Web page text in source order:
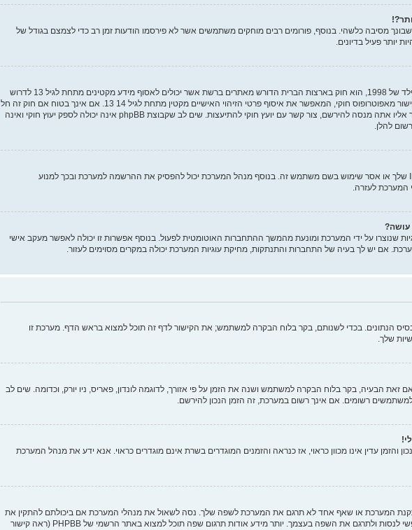
מסיבה כלשהי. בנוסף, פורומים רבים מוחקים משתמשים אשר לא פירסמו הודעות זמן רב כדי לצמצם בגודל של
יותר פעיל בדיונים.
COPPA, או החוק לפרטיות והגנה המקוונת של הילד של 1998, הוא חוק בארצות הברית הדורש מאתרים ברשת אשר יכולים לאסוף מידע מקטינים מתחת לגיל 13 לדרוש
הסכמה מההורים בכתב או כל שיטה אחרת של אישור מאפוטרופוס חוקי, המאפשר את איסוף פרטי הזיהוי האישיים מקטין מתחת לגיל 14 13. אם אינך בטוח אם חוק זה חל
לגביך בתור מישהו המנסה להירשם או לאתר אשר אליו אתה מנסה להירשם, צור קשר עם יועץ חוקי להתיעצות. שים לב שקבוצת phpBB אינה יכולה לספק יעוץ חוקי ואינה
להלן.
יכול להיות שמנהל המערכת חסם את כתובת ה־IP שלך או אסר שימוש בשם משתמש זה. בנוסף מנהל המערכת יכול להפסיק את ההרשמה למערכת ובכך למנוע
לעזרה.
עושה?
שנוצרו על ידי המערכת ומונעת מהמשך ההתחברות האוטומטית לפעול. בנוסף אפשרות זו יכולה לאפשר מעקב אישי
אם יש לך בעיה של התחברות והתנתקות, מחיקת עוגיות המערכת יכולה במקרים מסוימים לעזור.
הנתונים. בכדי לשנותם, בקר בלוח הבקרה למשתמש; את הקישור לדף זה תוכל למצוא בראש הדף. מערכת זו
שלך.
זאת הבעיה, בקר בלוח הבקרה למשתמש ושנה את הזמן על פי אזורך, לדוגמה לונדון, פאריס, ניו יורק, וכדומה. שים לב
למשתמשים רשומים. אם אינך רשום במערכת, זה הזמן הנכון להירשם.
והזמן עדין אינו מכוון כראוי, אז כנראה והזמנים המוגדרים בשרת אינם מוגדרים כראוי. אנא ידע את מנהל המערכת
המערכת או שאף אחד לא תרגם את המערכת לשפה שלך. נסה לשאול את מנהלי המערכת אם ביכולתם להתקין את
השפה. אם חבילת השפה אינה קיימת, תרגיש חופשי לנסות ולתרגם את השפה בעצמך. יותר מידע אודות תרגום שפה תוכל למצוא באתר הרשמי של PHPBB (ראה קישור